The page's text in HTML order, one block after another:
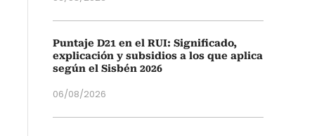
Puntaje D21 en el RUI: Significado,
explicación y subsidios a los que aplica
según el Sisbén 2026
06/08/2026